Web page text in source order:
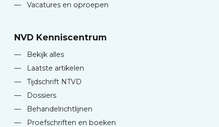
—
Vacatures en oproepen
NVD Kenniscentrum
—
Bekijk alles
—
Laatste artikelen
—
Tijdschrift NTVD
—
Dossiers
—
Behandelrichtlijnen
—
Proefschriften en boeken